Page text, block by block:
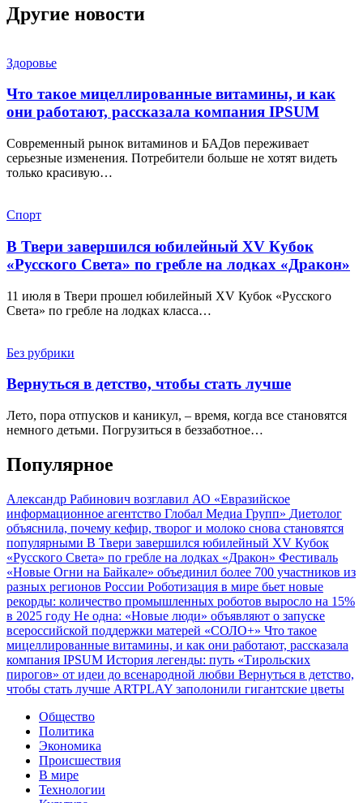
Другие новости
Здоровье
Что такое мицеллированные витамины, и как
они работают, рассказала компания IPSUM
Современный рынок витаминов и БАДов переживает
серьезные изменения. Потребители больше не хотят видеть
только красивую…
Спорт
В Твери завершился юбилейный XV Кубок
«Русского Света» по гребле на лодках «Дракон»
11 июля в Твери прошел юбилейный XV Кубок «Русского
Света» по гребле на лодках класса…
Без рубрики
Вернуться в детство, чтобы стать лучше
Лето, пора отпусков и каникул, – время, когда все становятся
немного детьми. Погрузиться в беззаботное…
Популярное
Александр Рабинович возглавил АО «Евразийское
информационное агентство Глобал Медиа Групп» Диетолог
объяснила, почему кефир, творог и молоко снова становятся
популярными В Твери завершился юбилейный XV Кубок
«Русского Света» по гребле на лодках «Дракон» Фестиваль
«Новые Огни на Байкале» объединил более 700 участников из
разных регионов России Роботизация в мире бьет новые
рекорды: количество промышленных роботов выросло на 15%
в 2025 году Не одна: «Новые люди» объявляют о запуске
всероссийской поддержки матерей «СОЛО+» Что такое
мицеллированные витамины, и как они работают, рассказала
компания IPSUM История легенды: путь «Тирольских
пирогов» от идеи до всенародной любви Вернуться в детство,
чтобы стать лучше ARTPLAY заполонили гигантские цветы
Общество
Политика
Экономика
Происшествия
В мире
Технологии